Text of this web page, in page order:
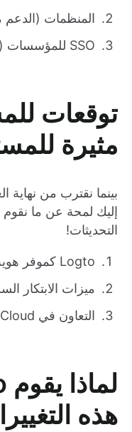
المنظمات (الدعم
SSO للمؤسسات (بروتوكولا SAML وOIDC)
توقعات
مثيرة
بينما نقترب من نهاية
إليك لمحة عن ما
التحديثات!
Logto كموفر هوية للتطبيقات التابعة لجهات خارجية
ميزات الابتكار
التعاون في Logto Cloud
هذه